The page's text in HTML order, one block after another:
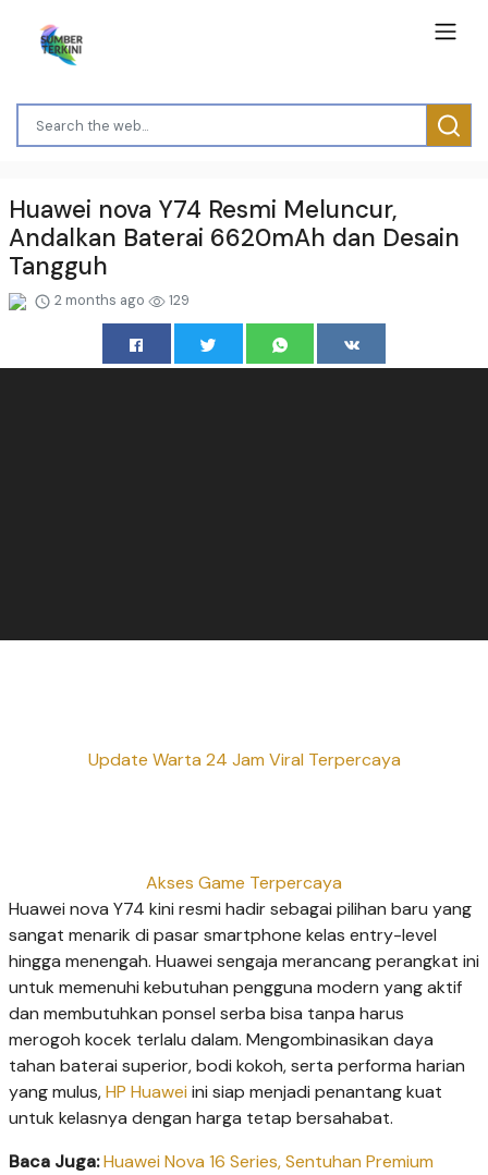
Huawei nova Y74 Resmi Meluncur,
Andalkan Baterai 6620mAh dan Desain
Tangguh
2 months ago 129
Update Warta 24 Jam Viral Terpercaya
Akses Game Terpercaya
Huawei nova Y74 kini resmi hadir sebagai pilihan baru yang
sangat menarik di pasar smartphone kelas entry-level
hingga menengah. Huawei sengaja merancang perangkat ini
untuk memenuhi kebutuhan pengguna modern yang aktif
dan membutuhkan ponsel serba bisa tanpa harus
merogoh kocek terlalu dalam. Mengombinasikan daya
tahan baterai superior, bodi kokoh, serta performa harian
yang mulus,HP Huawei ini siap menjadi penantang kuat
untuk kelasnya dengan harga tetap bersahabat.
Baca Juga:Huawei Nova 16 Series, Sentuhan Premium